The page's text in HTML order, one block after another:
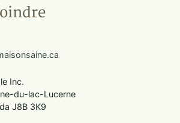
Inc.
du-lac-Lucerne
J8B 3K9